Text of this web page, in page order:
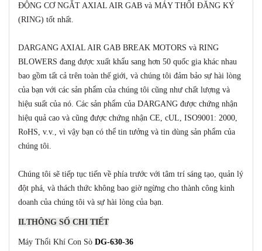
ĐỘNG CƠ NGẮT AXIAL AIR GAB và MÁY THỔI ĐĂNG KÝ
(RING) tốt nhất.
DARGANG AXIAL AIR GAB BREAK MOTORS và RING
BLOWERS đang được xuất khẩu sang hơn 50 quốc gia khác nhau
bao gồm tất cả trên toàn thế giới, và chúng tôi đảm bảo sự hài lòng
của bạn với các sản phẩm của chúng tôi cũng như chất lượng và
hiệu suất của nó. Các sản phẩm của DARGANG được chứng nhận
hiệu quả cao và cũng được chứng nhận CE, cUL, ISO9001: 2000,
RoHS, v.v., vì vậy bạn có thể tin tưởng và tin dùng sản phẩm của
chúng tôi.
Chúng tôi sẽ tiếp tục tiến về phía trước với tâm trí sáng tạo, quản lý
đột phá, và thách thức không bao giờ ngừng cho thành công kinh
doanh của chúng tôi và sự hài lòng của bạn.
II.THÔNG SỐ CHI TIẾT
Máy Thổi Khí Con Sò DG-630-36